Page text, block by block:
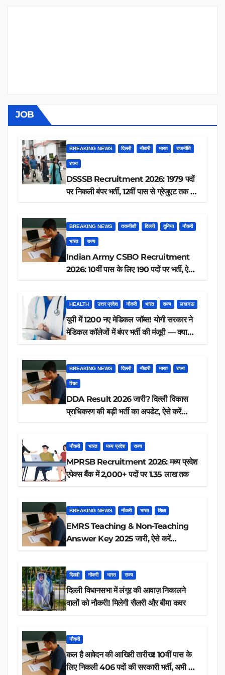
JOB
BREAKING NEWS दिल्ली नौकरी भारत राजनीति
राज्य
DSSSB Recruitment 2026: 1979 पदों
पर निकली बंपर भर्ती, 12वीं पास से ग्रेजुएट तक करें
BREAKING NEWS तकनीकी दिल्ली दुनिया नौकरी
भारत राज्य
Indian Army CSBO Recruitment
2026: 10वीं पास के लिए 190 पदों पर भर्ती, ऐसे
HEALTH उत्तर प्रदेश नौकरी भारत राज्य लखनऊ
यूपी में 1200 नए मेडिकल जॉब्स! योगी सरकार ने
मेडिकल कॉलेजों में बंपर भर्ती की मंजूरी — क्या
BREAKING NEWS दिल्ली नौकरी भारत राज्य
शिक्षा
DDA Result 2026 जारी? दिल्ली विकास
प्राधिकरण की बड़ी भर्ती का अपडेट, ऐसे करें
नौकरी भारत मध्य प्रदेश राज्य
MPRSB Recruitment 2026: मध्य प्रदेश
एपेक्स बैंक में 2,000+ पदों पर 1.35 लाख तक
BREAKING NEWS नौकरी भारत शिक्षा
EMRS Teaching & Non-Teaching
Answer Key 2025 जारी, ऐसे करें
दिल्ली नौकरी भारत राज्य
दिल्ली विधानसभा में लंगूर की आवाज़ निकालने
वालों को नौकरी! मिलेगी सैलरी और बीमा कवर
नौकरी
कल है आवेदन की आखिरी तारीख! 10वीं पास के
लिए निकली 406 पदों की सरकारी भर्ती, अभी करें